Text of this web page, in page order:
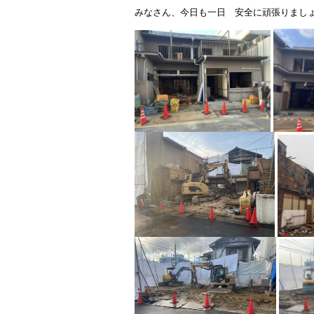
みなさん、今日も一日 安全に頑張りまし